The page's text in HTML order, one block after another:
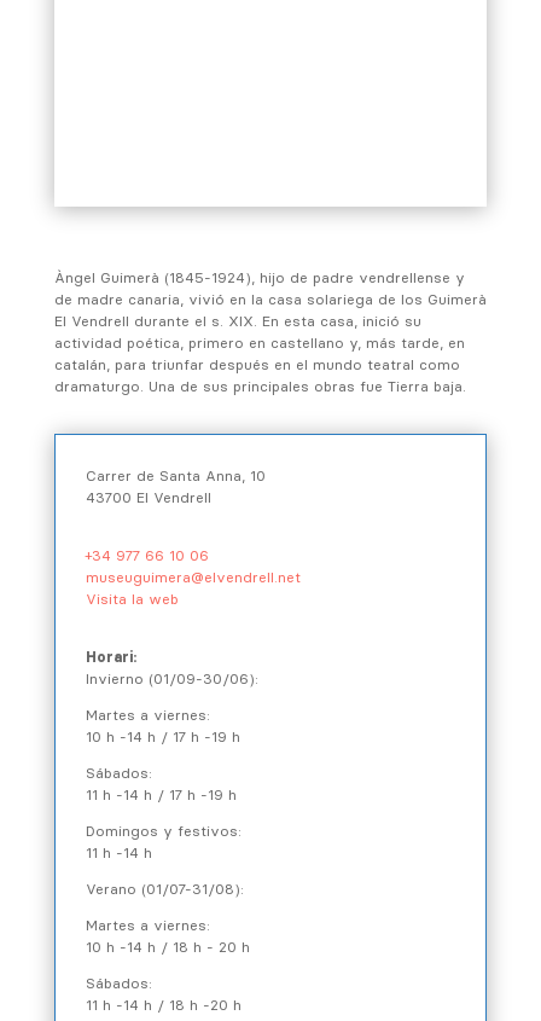
Àngel Guimerà (1845-1924), hijo de padre vendrellense y
de madre canaria, vivió en la casa solariega de los Guimerà
El Vendrell durante el s. XIX. En esta casa, inició su
actividad poética, primero en castellano y, más tarde, en
catalán, para triunfar después en el mundo teatral como
dramaturgo. Una de sus principales obras fue Tierra baja.
Carrer de Santa Anna, 10
43700 El Vendrell
+34 977 66 10 06
museuguimera@elvendrell.net
Visita la web
Horari:
Invierno (01/09-30/06):
Martes a viernes:
10 h -14 h / 17 h -19 h
Sábados:
11 h -14 h / 17 h -19 h
Domingos y festivos:
11 h -14 h
Verano (01/07-31/08):
Martes a viernes:
10 h -14 h / 18 h - 20 h
Sábados:
11 h -14 h / 18 h -20 h